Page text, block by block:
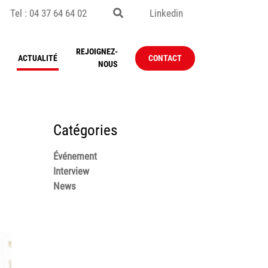
Tel : 04 37 64 64 02 Linkedin
ACTUALITÉ
REJOIGNEZ-
NOUS
CONTACT
Catégories
Événement
Interview
News